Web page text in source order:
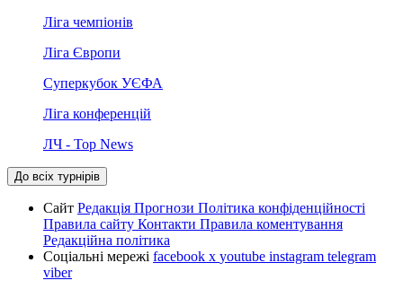
Ліга чемпіонів
Ліга Європи
Суперкубок УЄФА
Ліга конференцій
ЛЧ - Top News
До всіх турнірів
Сайт Редакція Прогнози Політика конфіденційності
Правила сайту Контакти Правила коментування
Редакційна політика
Соціальні мережі facebook x youtube instagram telegram
viber